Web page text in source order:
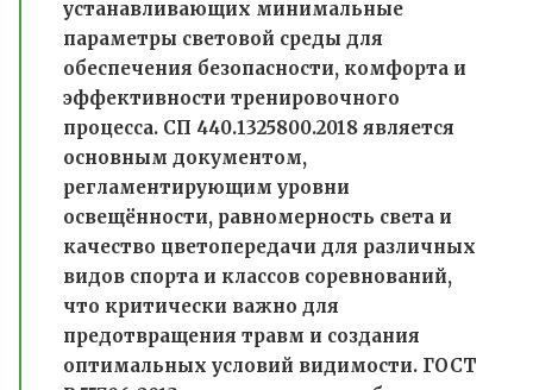
устанавливающих минимальные
параметры световой среды для
обеспечения безопасности, комфорта и
эффективности тренировочного
процесса. СП 440.1325800.2018 является
основным документом,
регламентирующим уровни
освещённости, равномерность света и
качество цветопередачи для различных
видов спорта и классов соревнований,
что критически важно для
предотвращения травм и создания
оптимальных условий видимости. ГОСТ